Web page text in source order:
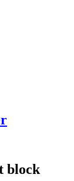
block